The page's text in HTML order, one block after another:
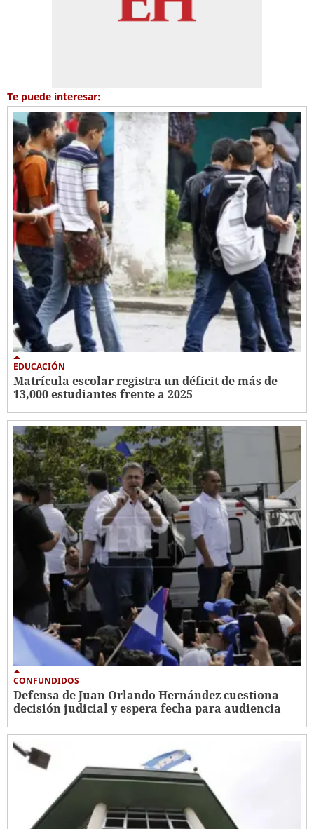
Te puede interesar:
EDUCACIÓN
Matrícula escolar registra un déficit de más de
13,000 estudiantes frente a 2025
CONFUNDIDOS
Defensa de Juan Orlando Hernández cuestiona
decisión judicial y espera fecha para audiencia